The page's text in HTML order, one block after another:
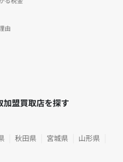
由
盟買取店を探す
秋田県 宮城県
山形県